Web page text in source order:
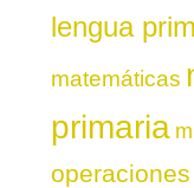
lengua
matemáticas
primaria
operaciones